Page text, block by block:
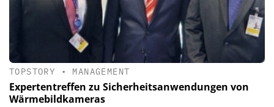
TOPSTORY • MANAGEMENT
Expertentreffen zu Sicherheitsanwendungen von
Wärmebildkameras